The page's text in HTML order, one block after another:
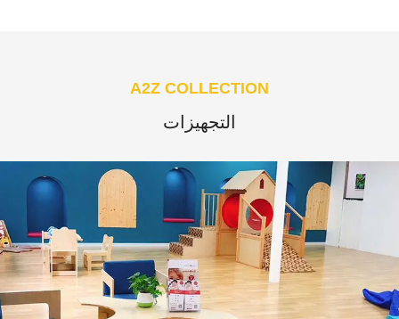
A2Z COLLECTION
التجهيزات